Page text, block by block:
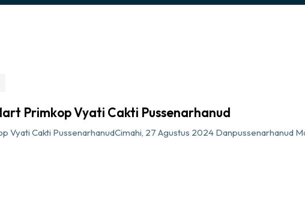
Primkop Vyati Cakti Pussenarhanud
Vyati Cakti PussenarhanudCimahi, 27 Agustus 2024 Danpussenarhanud